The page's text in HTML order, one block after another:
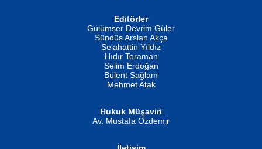
İSMAİL OKUTAN
Erkeklerin Kahrolması Ne Demektir
Evvel Zaman Tanrıçası...
Editörler
Gülümser Devrim Güler
Sündüs Arslan Akça
Selahattin Yıldız
Hıdır Toraman
Selim Erdoğan
Bülent Sağlam
Mehmet Atak
Hukuk Müşaviri
Av. Mustafa Özdemir